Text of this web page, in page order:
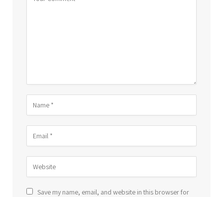
Save my name, email, and website in this browser for